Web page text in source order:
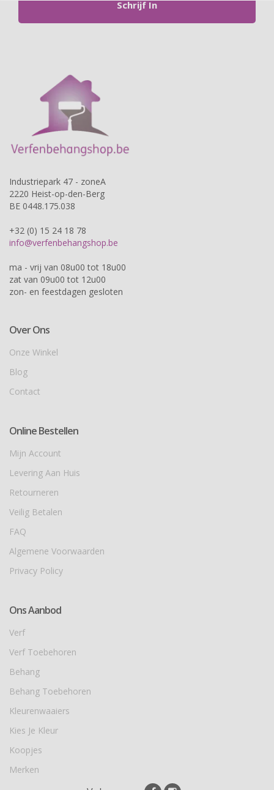
Schrijf In
Industriepark 47 - zoneA
2220 Heist-op-den-Berg
BE 0448.175.038
+32 (0) 15 24 18 78
info@verfenbehangshop.be
ma - vrij van 08u00 tot 18u00
zat van 09u00 tot 12u00
zon- en feestdagen gesloten
Over Ons
Onze Winkel
Blog
Contact
Online Bestellen
Mijn Account
Levering Aan Huis
Retourneren
Veilig Betalen
FAQ
Algemene Voorwaarden
Privacy Policy
Ons Aanbod
Verf
Verf Toebehoren
Behang
Behang Toebehoren
Kleurenwaaiers
Kies Je Kleur
Koopjes
Merken